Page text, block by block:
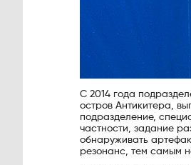
С 2014 года
остров Антикитера,
подразделение,
частности, задание
обнаруживать
резонанс, тем самым